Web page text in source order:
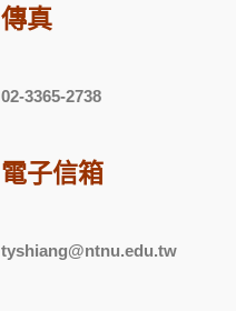
傳真
02-3365-2738
電子信箱
tyshiang@ntnu.edu.tw